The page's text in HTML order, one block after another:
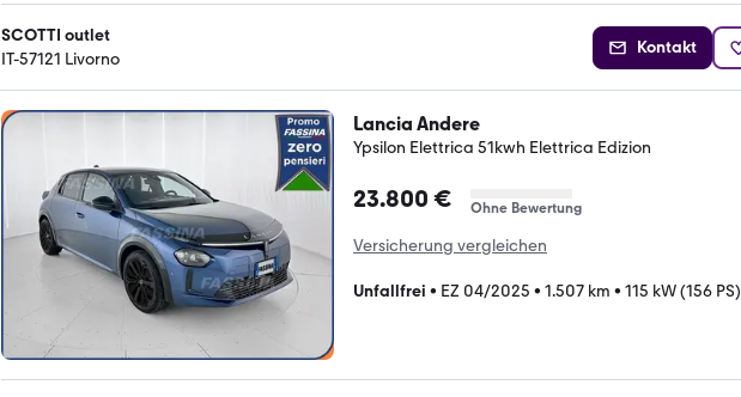
SCOTTI outlet
IT-57121 Livorno
Kontakt
Lancia Andere
Ypsilon Elettrica 51kwh Elettrica Edizion
23.800 € Ohne Bewertung
Versicherung vergleichen
Unfallfrei • EZ 04/2025 • 1.507 km • 115 kW (156 PS)